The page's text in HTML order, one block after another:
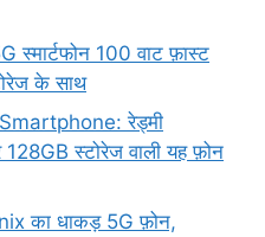
स्मार्टफोन 100 वाट फ़ास्ट
के साथ
रेड्मी
स्टोरेज वाली यह फ़ोन
का धाकड़ 5G फ़ोन,